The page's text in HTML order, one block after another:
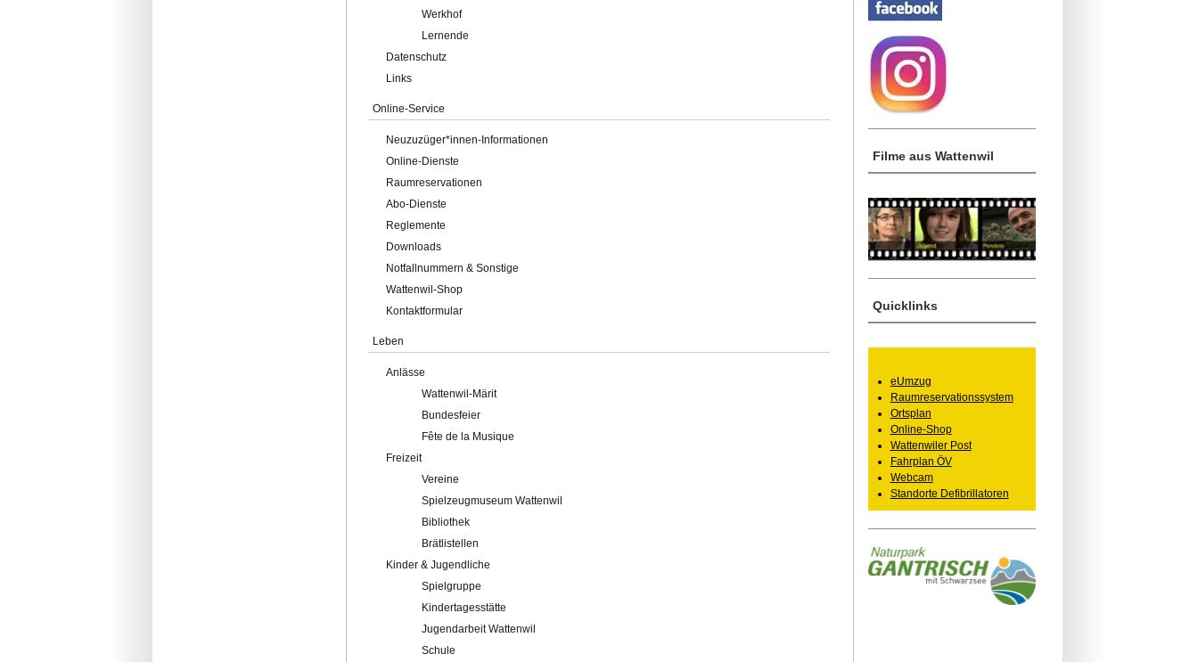
Werkhof
Lernende
Datenschutz
Links
Online-Service
Neuzuzüger*innen-Informationen
Online-Dienste
Raumreservationen
Abo-Dienste
Reglemente
Downloads
Notfallnummern & Sonstige
Wattenwil-Shop
Kontaktformular
Leben
Anlässe
Wattenwil-Märit
Bundesfeier
Fête de la Musique
Freizeit
Vereine
Spielzeugmuseum Wattenwil
Bibliothek
Brätlistellen
Kinder & Jugendliche
Spielgruppe
Kindertagesstätte
Jugendarbeit Wattenwil
Schule
Filme aus Wattenwil
Quicklinks
eUmzug
Raumreservationssystem
Ortsplan
Online-Shop
Wattenwiler Post
Fahrplan ÖV
Webcam
Standorte Defibrillatoren